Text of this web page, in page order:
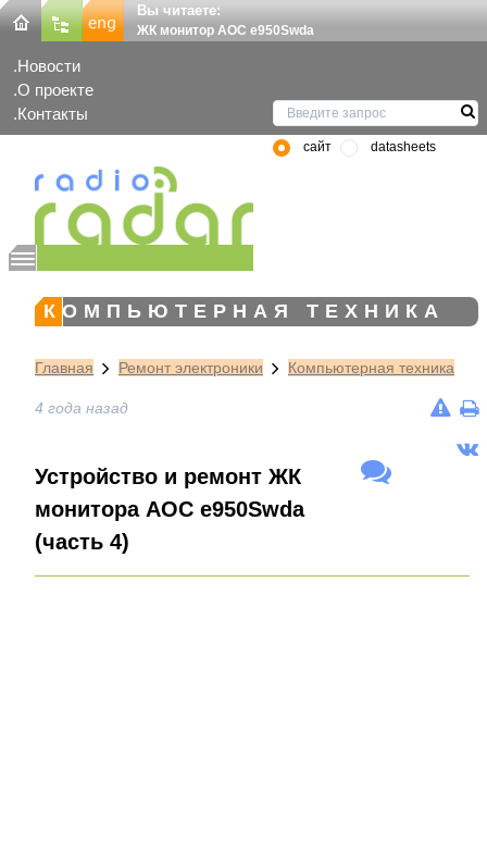
Вы читаете:
ЖК монитор AOC e950Swda
Новости
О проекте
Контакты
сайт datasheets
КОМПЬЮТЕРНАЯ ТЕХНИКА
Главная Ремонт электроники Компьютерная техника
4 года назад
Устройство и ремонт ЖК
монитора AOC e950Swda
(часть 4)